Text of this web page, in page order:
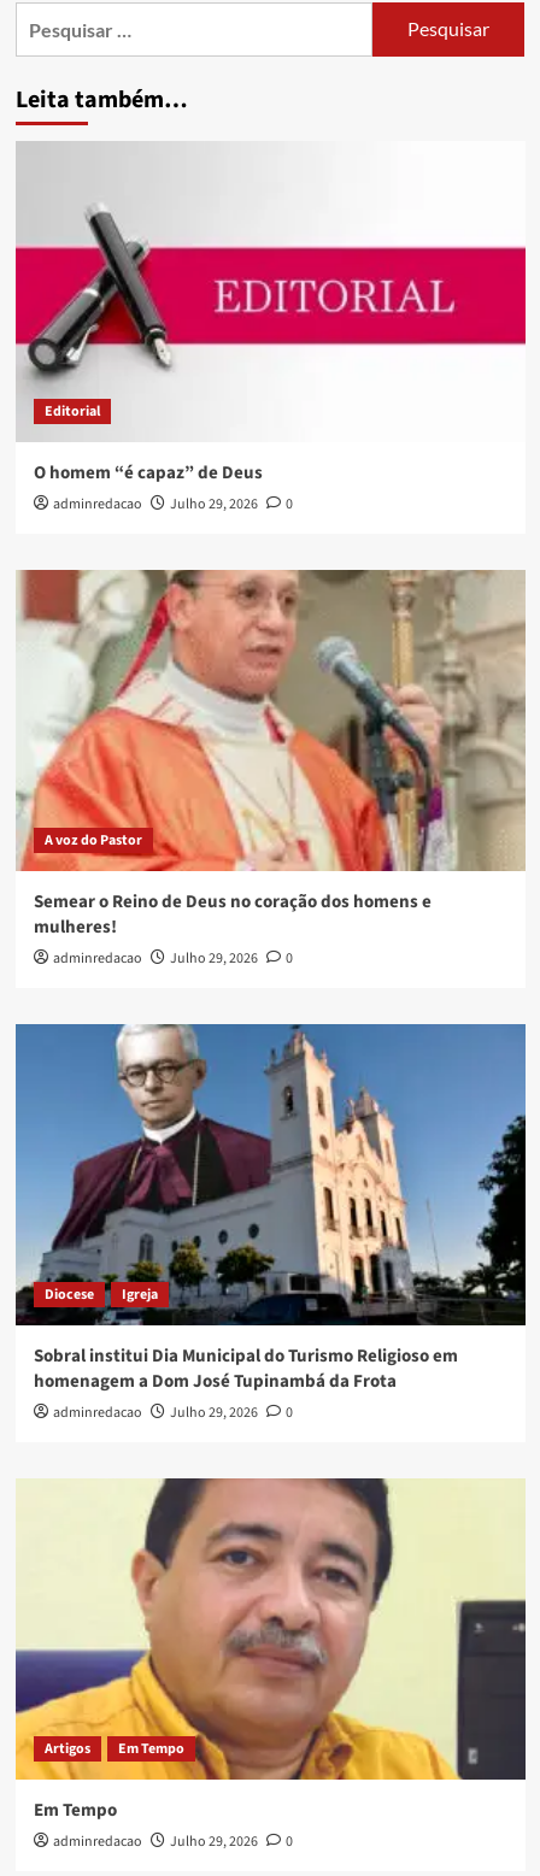
Leita também…
Editorial
O homem “é capaz” de Deus
adminredacao Julho 29, 2026 0
A voz do Pastor
Semear o Reino de Deus no coração dos homens e
mulheres!
adminredacao Julho 29, 2026 0
Diocese Igreja
Sobral institui Dia Municipal do Turismo Religioso em
homenagem a Dom José Tupinambá da Frota
adminredacao Julho 29, 2026 0
Artigos Em Tempo
Em Tempo
adminredacao Julho 29, 2026 0